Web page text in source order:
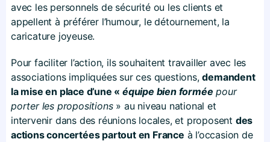
avec les personnels de sécurité ou les clients et
appellent à préférer l’humour, le détournement, la
caricature joyeuse.
Pour faciliter l’action, ils souhaitent travailler avec les
associations impliquées sur ces questions,demandent
la mise en place d’une «équipe bien formée pour
porter les propositions» au niveau national et
intervenir dans des réunions locales, et proposent des
actions concertées partout en France à l’occasion de